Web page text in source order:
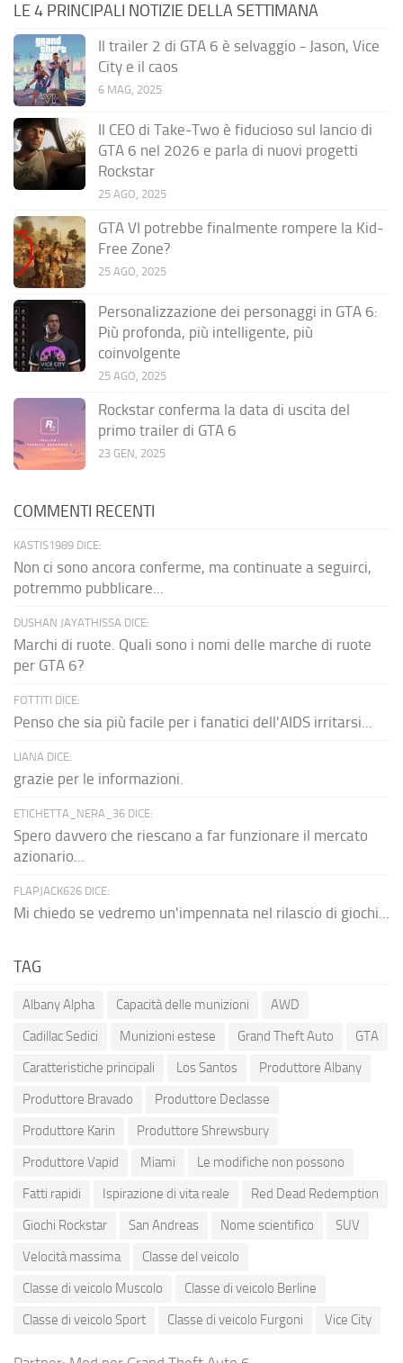
LE 4 PRINCIPALI NOTIZIE DELLA SETTIMANA
Il trailer 2 di GTA 6 è selvaggio - Jason, Vice
City e il caos
6 MAG, 2025
Il CEO di Take-Two è fiducioso sul lancio di
GTA 6 nel 2026 e parla di nuovi progetti
Rockstar
25 AGO, 2025
GTA VI potrebbe finalmente rompere la Kid-
Free Zone?
25 AGO, 2025
Personalizzazione dei personaggi in GTA 6:
Più profonda, più intelligente, più
coinvolgente
25 AGO, 2025
Rockstar conferma la data di uscita del
primo trailer di GTA 6
23 GEN, 2025
COMMENTI RECENTI
KASTIS1989 DICE:
Non ci sono ancora conferme, ma continuate a seguirci,
potremmo pubblicare...
DUSHAN JAYATHISSA DICE:
Marchi di ruote. Quali sono i nomi delle marche di ruote
per GTA 6?
FOTTITI DICE:
Penso che sia più facile per i fanatici dell'AIDS irritarsi...
LIANA DICE:
grazie per le informazioni.
ETICHETTA_NERA_36 DICE:
Spero davvero che riescano a far funzionare il mercato
azionario...
FLAPJACK626 DICE:
Mi chiedo se vedremo un'impennata nel rilascio di giochi...
TAG
Albany Alpha Capacità delle munizioni
AWD
Cadillac Sedici
Munizioni estese Grand Theft Auto
GTA
Caratteristiche principali
Los Santos
Produttore Albany
Produttore Bravado
Produttore Declasse
Produttore Karin
Produttore Shrewsbury
Produttore Vapid
Miami
Le modifiche non possono
Fatti rapidi
Ispirazione di vita reale
Red Dead Redemption
Giochi Rockstar
San Andreas Nome scientifico
SUV
Velocità massima
Classe del veicolo
Classe di veicolo Muscolo
Classe di veicolo Berline
Classe di veicolo Sport
Classe di veicolo Furgoni Vice City